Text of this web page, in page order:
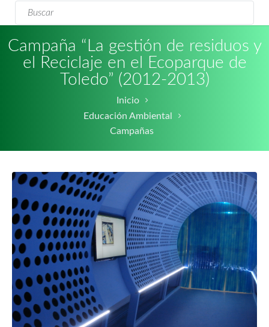
Formulario de
búsqueda
Buscar
Campaña “La gestión de residuos y
el Reciclaje en el Ecoparque de
Toledo” (2012-2013)
Inicio
Educación Ambiental
Campañas